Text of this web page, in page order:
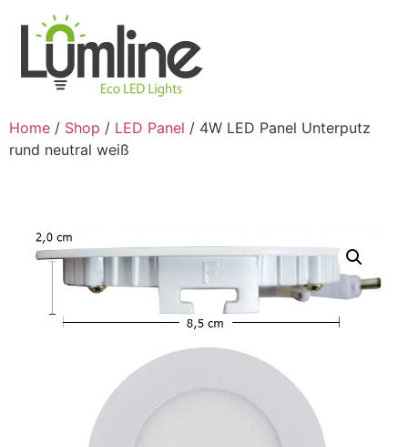
Home / Shop / LED Panel / 4W LED Panel Unterputz
rund neutral weiß